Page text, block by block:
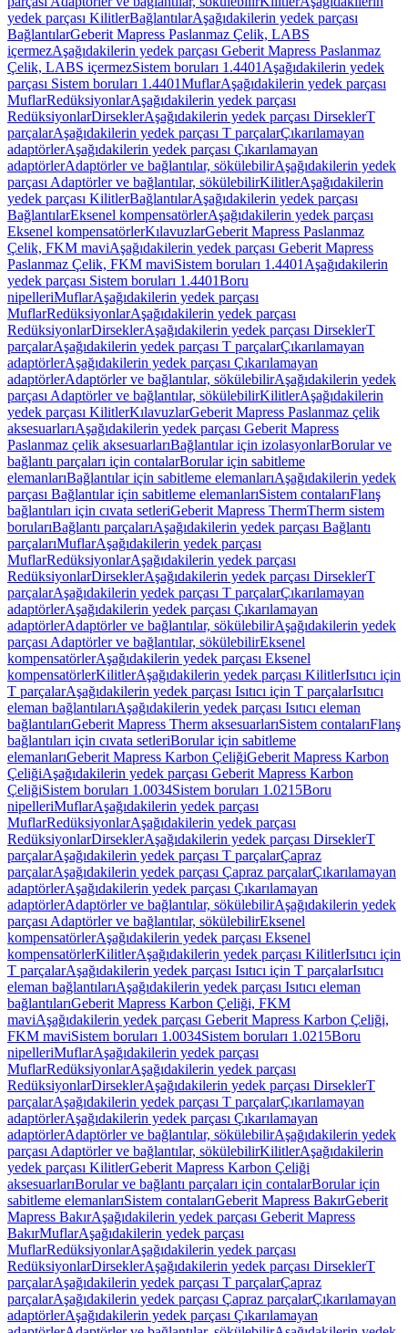
yedek parçası KilitlerBağlantılarAşağıdakilerin yedek parçası
BağlantılarGeberit Mapress Paslanmaz Çelik, LABS
içermezAşağıdakilerin yedek parçası Geberit Mapress Paslanmaz
Çelik, LABS içermezSistem boruları 1.4401 Aşağıdakilerin yedek
parçası Sistem boruları 1.4401MuflarAşağıdakilerin yedek parçası
MuflarRedüksiyonlarAşağıdakilerin yedek parçası
RedüksiyonlarDirseklerAşağıdakilerin yedek parçası DirseklerT
parçalarAşağıdakilerin yedek parçası T parçalarÇıkarılamayan
adaptörlerAşağıdakilerin yedek parçası Çıkarılamayan
adaptörlerAdaptörler ve bağlantılar, sökülebilirAşağıdakilerin yedek
parçası Adaptörler ve bağlantılar, sökülebilirKilitlerAşağıdakilerin
yedek parçası KilitlerBağlantılarAşağıdakilerin yedek parçası
BağlantılarEksenel kompensatörlerAşağıdakilerin yedek parçası
Eksenel kompensatörlerKılavuzlarGeberit Mapress Paslanmaz
Çelik, FKM maviAşağıdakilerin yedek parçası Geberit Mapress
Paslanmaz Çelik, FKM maviSistem boruları 1.4401 Aşağıdakilerin
yedek parçası Sistem boruları 1.4401Boru
nipelleriMuflarAşağıdakilerin yedek parçası
MuflarRedüksiyonlarAşağıdakilerin yedek parçası
RedüksiyonlarDirseklerAşağıdakilerin yedek parçası DirseklerT
parçalarAşağıdakilerin yedek parçası T parçalarÇıkarılamayan
adaptörlerAşağıdakilerin yedek parçası Çıkarılamayan
adaptörlerAdaptörler ve bağlantılar, sökülebilirAşağıdakilerin yedek
parçası Adaptörler ve bağlantılar, sökülebilirKilitlerAşağıdakilerin
yedek parçası KilitlerKılavuzlarGeberit Mapress Paslanmaz çelik
aksesuarlarıAşağıdakilerin yedek parçası Geberit Mapress
Paslanmaz çelik aksesuarlarıBağlantılar için izolasyonlarBorular ve
bağlantı parçaları için contalarBorular için sabitleme
elemanlarıBağlantılar için sabitleme elemanlarıAşağıdakilerin yedek
parçası Bağlantılar için sabitleme elemanlarıSistem contalarıFlanş
bağlantıları için cıvata setleriGeberit Mapress ThermTherm sistem
borularıBağlantı parçalarıAşağıdakilerin yedek parçası Bağlantı
parçalarıMuflarAşağıdakilerin yedek parçası
MuflarRedüksiyonlarAşağıdakilerin yedek parçası
RedüksiyonlarDirseklerAşağıdakilerin yedek parçası DirseklerT
parçalarAşağıdakilerin yedek parçası T parçalarÇıkarılamayan
adaptörlerAşağıdakilerin yedek parçası Çıkarılamayan
adaptörlerAdaptörler ve bağlantılar, sökülebilirAşağıdakilerin yedek
parçası Adaptörler ve bağlantılar, sökülebilirEksenel
kompensatörlerAşağıdakilerin yedek parçası Eksenel
kompensatörlerKilitlerAşağıdakilerin yedek parçası KilitlerIsıtıcı için
T parçalarAşağıdakilerin yedek parçası Isıtıcı için T parçalarIsıtıcı
eleman bağlantılarıAşağıdakilerin yedek parçası Isıtıcı eleman
bağlantılarıGeberit Mapress Therm aksesuarlarıSistem contalarıFlanş
bağlantıları için cıvata setleriBorular için sabitleme
elemanlarıGeberit Mapress Karbon ÇeliğiGeberit Mapress Karbon
ÇeliğiAşağıdakilerin yedek parçası Geberit Mapress Karbon
ÇeliğiSistem boruları 1.0034Sistem boruları 1.0215Boru
nipelleriMuflarAşağıdakilerin yedek parçası
MuflarRedüksiyonlarAşağıdakilerin yedek parçası
RedüksiyonlarDirseklerAşağıdakilerin yedek parçası DirseklerT
parçalarAşağıdakilerin yedek parçası T parçalarÇapraz
parçalarAşağıdakilerin yedek parçası Çapraz parçalarÇıkarılamayan
adaptörlerAşağıdakilerin yedek parçası Çıkarılamayan
adaptörlerAdaptörler ve bağlantılar, sökülebilirAşağıdakilerin yedek
parçası Adaptörler ve bağlantılar, sökülebilirEksenel
kompensatörlerAşağıdakilerin yedek parçası Eksenel
kompensatörlerKilitlerAşağıdakilerin yedek parçası KilitlerIsıtıcı için
T parçalarAşağıdakilerin yedek parçası Isıtıcı için T parçalarIsıtıcı
eleman bağlantılarıAşağıdakilerin yedek parçası Isıtıcı eleman
bağlantılarıGeberit Mapress Karbon Çeliği, FKM
maviAşağıdakilerin yedek parçası Geberit Mapress Karbon Çeliği,
FKM maviSistem boruları 1.0034Sistem boruları 1.0215Boru
nipelleriMuflarAşağıdakilerin yedek parçası
MuflarRedüksiyonlarAşağıdakilerin yedek parçası
RedüksiyonlarDirseklerAşağıdakilerin yedek parçası DirseklerT
parçalarAşağıdakilerin yedek parçası T parçalarÇıkarılamayan
adaptörlerAşağıdakilerin yedek parçası Çıkarılamayan
adaptörlerAdaptörler ve bağlantılar, sökülebilirAşağıdakilerin yedek
parçası Adaptörler ve bağlantılar, sökülebilirKilitlerAşağıdakilerin
yedek parçası KilitlerGeberit Mapress Karbon Çeliği
aksesuarlarıBorular ve bağlantı parçaları için contalarBorular için
sabitleme elemanlarıSistem contalarıGeberit Mapress BakırGeberit
Mapress BakırAşağıdakilerin yedek parçası Geberit Mapress
BakırMuflarAşağıdakilerin yedek parçası
MuflarRedüksiyonlarAşağıdakilerin yedek parçası
RedüksiyonlarDirseklerAşağıdakilerin yedek parçası DirseklerT
parçalarAşağıdakilerin yedek parçası T parçalarÇapraz
parçalarAşağıdakilerin yedek parçası Çapraz parçalarÇıkarılamayan
adaptörlerAşağıdakilerin yedek parçası Çıkarılamayan